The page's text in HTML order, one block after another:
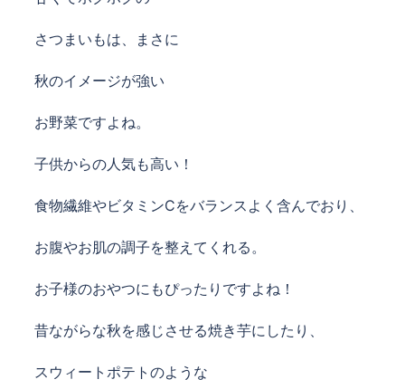
さつまいもは、まさに
秋のイメージが強い
お野菜ですよね。
子供からの人気も高い！
食物繊維やビタミンCをバランスよく含んでおり、
お腹やお肌の調子を整えてくれる。
お子様のおやつにもぴったりですよね！
昔ながらな秋を感じさせる焼き芋にしたり、
スウィートポテトのような